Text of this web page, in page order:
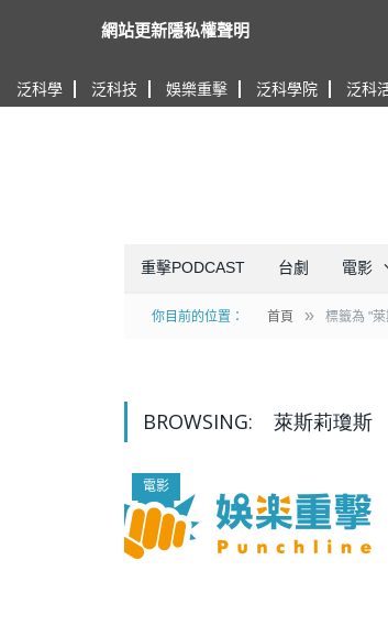
泛科學 泛科技 娛樂重擊 泛科學院 泛科
重擊PODCAST 台劇 電影
你目前的位置： 首頁 » 標籤為 "
BROWSING: 萊斯莉瓊斯
電影
網站更新隱私權聲明